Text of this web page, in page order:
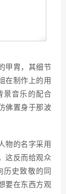
甲胄，其细节
在制作上的用
景音乐的配合
佛置身于那波
物的名字采用
这反而给观众
历史致敬的同
要在东西方观